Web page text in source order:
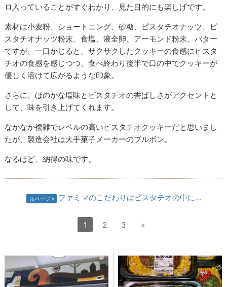
ロ入っていることがすぐわかり、見た目的にも楽しげです。
素材は小麦粉、ショートニング、砂糖、ピスタチオナッツ、ピ
スタチオナッツ粉末、食塩、液全卵、アーモンド粉末、バター
ですが、一口かじると、サクサクしたクッキーの食感にピスタ
チオの食感を感じつつ、食べ終わり後半で口の中でクッキーが
優しく溶けて広がるような印象。
さらに、ほのかな塩味とピスタチオの香ばしさがアクセントと
して、味を引き上げてくれます。
なかなか複雑でレベルの高いピスタチオクッキーだと思いまし
たが、製造会社は大手菓子メーカーのブルボン。
なるほど、納得の味です。
次ページ ファミマのこだわりはピスタチオの中に…
1 2 3 »